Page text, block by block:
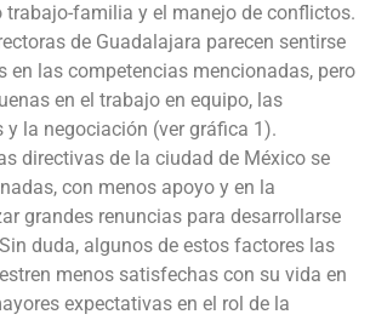
trabajo-familia y el manejo de conflictos.
de Guadalajara parecen sentirse
en las competencias mencionadas, pero
en el trabajo en equipo, las
y la negociación (ver gráfica 1).
directivas de la ciudad de México se
con menos apoyo y en la
grandes renuncias para desarrollarse
duda, algunos de estos factores las
menos satisfechas con su vida en
expectativas en el rol de la